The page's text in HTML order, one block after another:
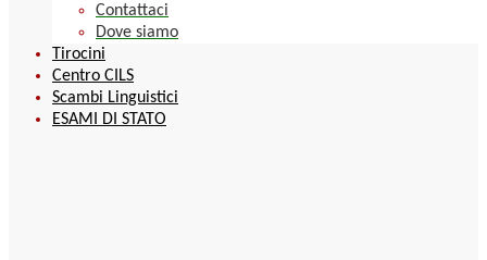
Contattaci
Dove siamo
Tirocini
Centro CILS
Scambi Linguistici
ESAMI DI STATO